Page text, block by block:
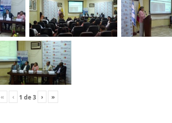
« ‹ 1 de3 › »